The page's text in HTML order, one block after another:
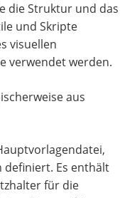
die Struktur und das
und Skripte
visuellen
verwendet werden.
aus
definiert. Es enthält
für die